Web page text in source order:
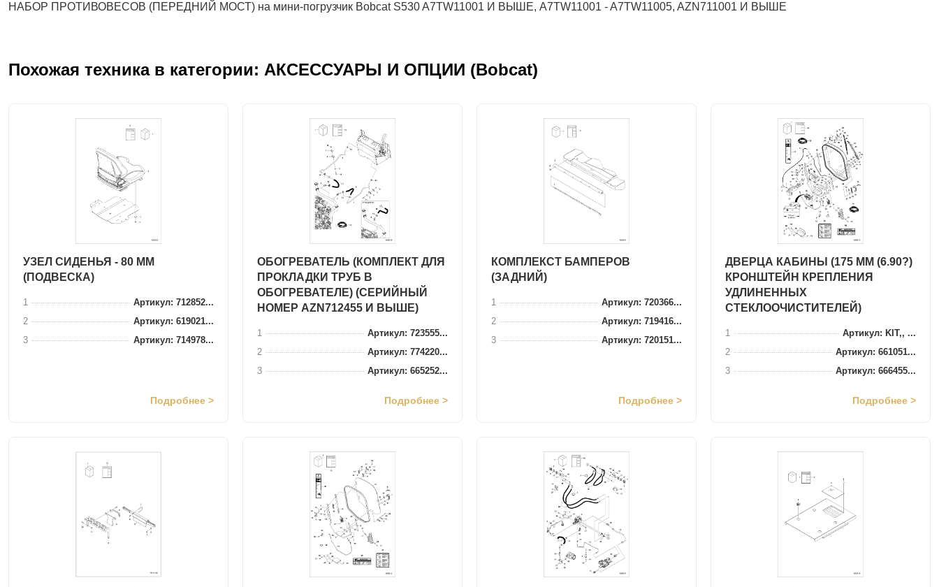
НАБОР ПРОТИВОВЕСОВ (ПЕРЕДНИЙ МОСТ) на мини-погрузчик Bobcat S530 A7TW11001 И ВЫШЕ, A7TW11001 - A7TW11005, AZN711001 И ВЫШЕ
Похожая техника в категории: АКСЕСCУАРЫ И ОПЦИИ (Bobcat)
УЗЕЛ СИДЕНЬЯ - 80 ММ
(ПОДВЕСКА)
1
Артикул: 712852...
2
Артикул: 619021...
3
Артикул: 714978...
Подробнее >
ОБОГРЕВАТЕЛЬ (КОМПЛЕКТ ДЛЯ
ПРОКЛАДКИ ТРУБ В
ОБОГРЕВАТЕЛЕ) (СЕРИЙНЫЙ
НОМЕР AZN712455 И ВЫШЕ)
1
Артикул: 723555...
2
Артикул: 774220...
3
Артикул: 665252...
Подробнее >
КОМПЛЕКСТ БАМПЕРОВ
(ЗАДНИЙ)
1
Артикул: 720366...
2
Артикул: 719416...
3
Артикул: 720151...
Подробнее >
ДВЕРЦА КАБИНЫ (175 ММ (6.90?)
КРОНШТЕЙН КРЕПЛЕНИЯ
УДЛИНЕННЫХ
СТЕКЛООЧИСТИТЕЛЕЙ)
1
Артикул: KIT,, ...
2
Артикул: 661051...
3
Артикул: 666455...
Подробнее >